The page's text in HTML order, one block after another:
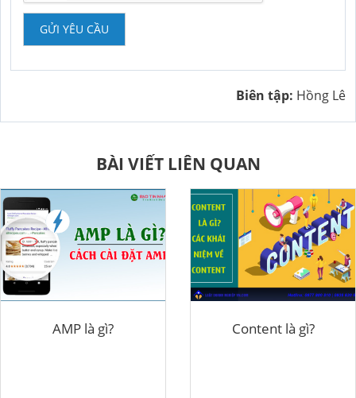
GỬI YÊU CẦU
Biên tập: Hồng Lê
BÀI VIẾT LIÊN QUAN
AMP là gì? Content là gì?